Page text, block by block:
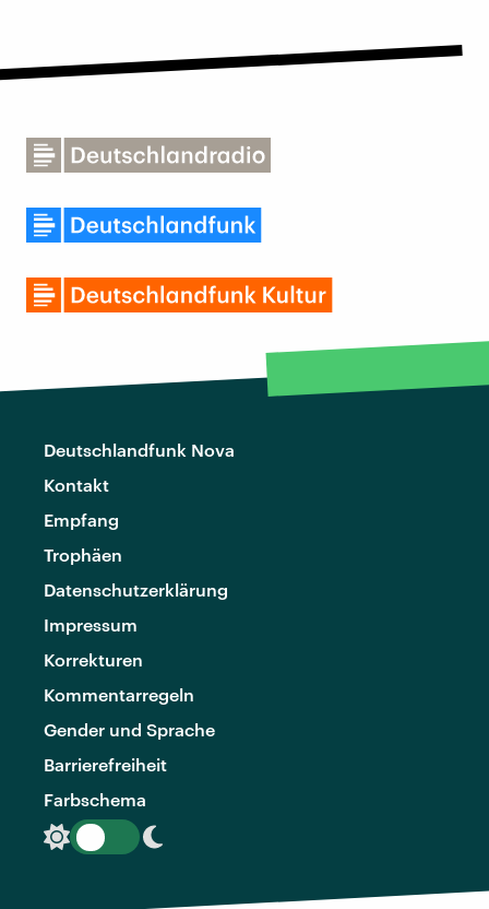
Deutschlandfunk Nova
Kontakt
Empfang
Trophäen
Datenschutzerklärung
Impressum
Korrekturen
Kommentarregeln
Gender und Sprache
Barrierefreiheit
Farbschema